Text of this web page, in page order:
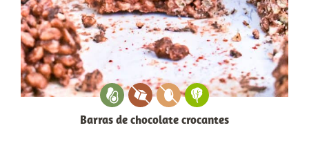
Barras de chocolate crocantes